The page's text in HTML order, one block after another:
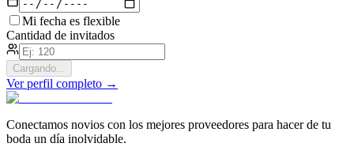
Mi fecha es flexible
Cantidad de invitados
Cargando...
Ver perfil completo →
Conectamos novios con los mejores proveedores para hacer de tu
boda un día inolvidable.